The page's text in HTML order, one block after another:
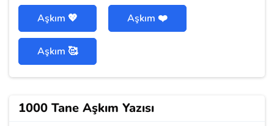
Aşkım 💖 Aşkım ❤️
Aşkım 🥰
1000 Tane Aşkım Yazısı